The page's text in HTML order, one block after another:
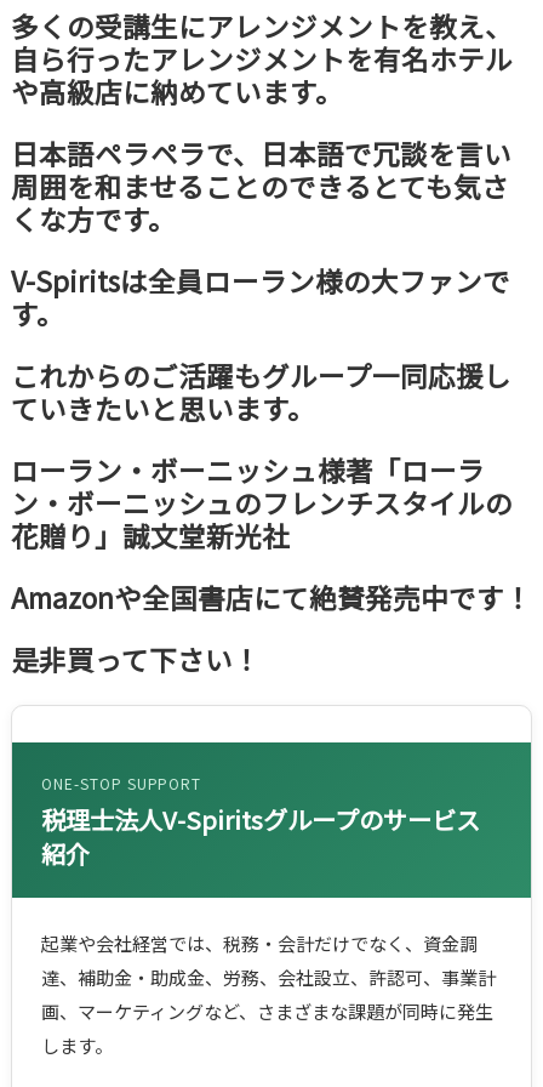
多くの受講生にアレンジメントを教え、
自ら行ったアレンジメントを有名ホテル
や高級店に納めています。
日本語ペラペラで、日本語で冗談を言い
周囲を和ませることのできるとても気さ
くな方です。
V-Spiritsは全員ローラン様の大ファンで
す。
これからのご活躍もグループ一同応援し
ていきたいと思います。
ローラン・ボーニッシュ様著「ローラ
ン・ボーニッシュのフレンチスタイルの
花贈り」誠文堂新光社
Amazonや全国書店にて絶賛発売中です！
是非買って下さい！
ONE-STOP SUPPORT
税理士法人V-Spiritsグループのサービス
紹介
起業や会社経営では、税務・会計だけでなく、資金調
達、補助金・助成金、労務、会社設立、許認可、事業計
画、マーケティングなど、さまざまな課題が同時に発生
します。